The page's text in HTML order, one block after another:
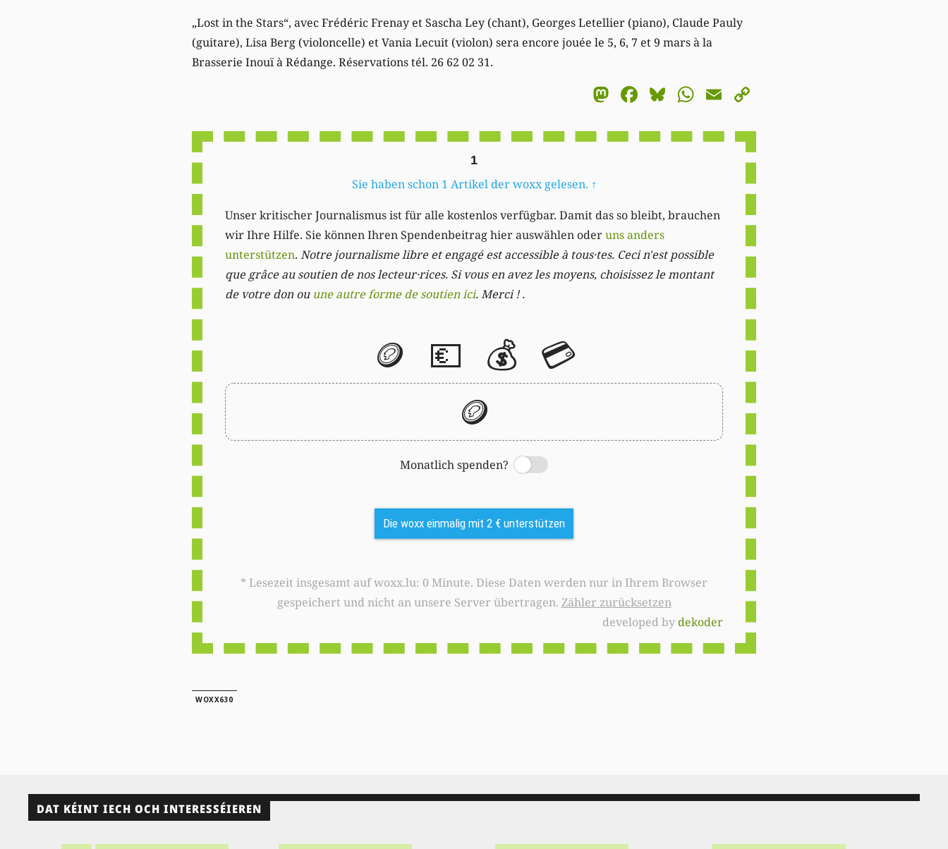
„Lost in the Stars“, avec Frédéric Frenay et Sascha Ley (chant), Georges Letellier (piano), Claude Pauly
(guitare), Lisa Berg (violoncelle) et Vania Lecuit (violon) sera encore jouée le 5, 6, 7 et 9 mars à la
Brasserie Inouï à Rédange. Réservations tél. 26 62 02 31.
Mastodon
Facebook
Bluesky
WhatsApp
Email
1
Sie haben schon 1 Artikel der woxx gelesen. ↑
Unser kritischer Journalismus ist für alle kostenlos verfügbar. Damit das so bleibt, brauchen
wir Ihre Hilfe. Sie können Ihren Spendenbeitrag hier auswählen oderuns anders
unterstützen. Notre journalisme libre et engagé est accessible à tous·tes. Ceci n'est possible
que grâce au soutien de nos lecteur·rices. Si vous en avez les moyens, choisissez le montant
de votre don ou une autre forme de soutien ici. Merci ! .
🪙 💶 💰 💳
🪙
Monatlich spenden?
Switch
Die woxx einmalig mit 2 € unterstützen
* Lesezeit insgesamt auf woxx.lu: 0 Minute. Diese Daten werden nur in Ihrem Browser
gespeichert und nicht an unsere Server übertragen. Zähler zurücksetzen
developed bydekoder
WOXX630
DAT KÉINT IECH OCH INTERESSÉIEREN